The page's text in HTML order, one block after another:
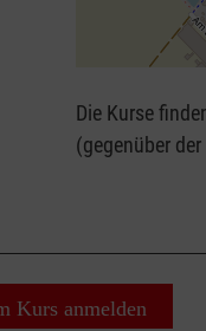
⇧
Die Kurse
(gegenüber
Kurs anmelden